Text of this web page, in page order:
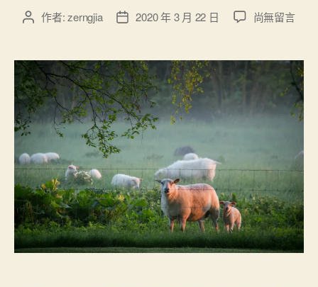
醫
”
文
者
作者:zerngjia
文
佈
日
期
2020 年 3 月 22 日
在
真
的
癒
尚無留言